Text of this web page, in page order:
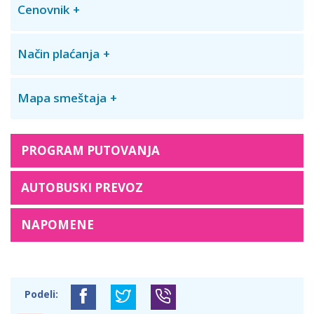
Cenovnik
Način plaćanja
Mapa smeštaja
PROGRAM PUTOVANJA
AUTOBUSKI PREVOZ
NAPOMENE
Podeli: